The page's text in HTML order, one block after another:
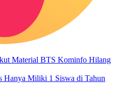
Material BTS Kominfo Hilang
Hanya Miliki 1 Siswa di Tahun